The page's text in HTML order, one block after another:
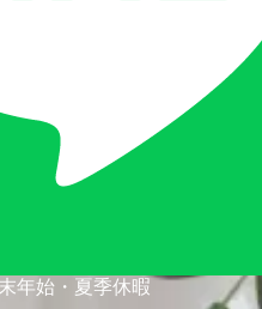
年始・夏季休暇